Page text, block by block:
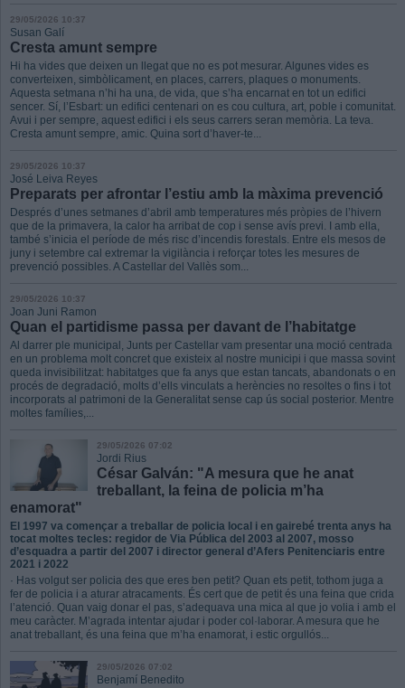
29/05/2026 10:37
Susan Galí
Cresta amunt sempre
Hi ha vides que deixen un llegat que no es pot mesurar. Algunes vides es
converteixen, simbòlicament, en places, carrers, plaques o monuments.
Aquesta setmana n’hi ha una, de vida, que s’ha encarnat en tot un edifici
sencer. Sí, l’Esbart: un edifici centenari on es cou cultura, art, poble i comunitat.
Avui i per sempre, aquest edifici i els seus carrers seran memòria. La teva.
Cresta amunt sempre, amic. Quina sort d’haver-te...
29/05/2026 10:37
José Leiva Reyes
Preparats per afrontar l’estiu amb la màxima prevenció
Després d’unes setmanes d’abril amb temperatures més pròpies de l’hivern
que de la primavera, la calor ha arribat de cop i sense avís previ. I amb ella,
també s’inicia el període de més risc d’incendis forestals. Entre els mesos de
juny i setembre cal extremar la vigilància i reforçar totes les mesures de
prevenció possibles. A Castellar del Vallès som...
29/05/2026 10:37
Joan Juni Ramon
Quan el partidisme passa per davant de l’habitatge
Al darrer ple municipal, Junts per Castellar vam presentar una moció centrada
en un problema molt concret que existeix al nostre municipi i que massa sovint
queda invisibilitzat: habitatges que fa anys que estan tancats, abandonats o en
procés de degradació, molts d’ells vinculats a herències no resoltes o fins i tot
incorporats al patrimoni de la Generalitat sense cap ús social posterior. Mentre
moltes famílies,...
29/05/2026 07:02
Jordi Rius
César Galván: "A mesura que he anat
treballant, la feina de policia m’ha
enamorat"
El 1997 va començar a treballar de policia local i en gairebé trenta anys ha
tocat moltes tecles: regidor de Via Pública del 2003 al 2007, mosso
d’esquadra a partir del 2007 i director general d’Afers Penitenciaris entre
2021 i 2022
· Has volgut ser policia des que eres ben petit? Quan ets petit, tothom juga a
fer de policia i a aturar atracaments. És cert que de petit és una feina que crida
l’atenció. Quan vaig donar el pas, s’adequava una mica al que jo volia i amb el
meu caràcter. M’agrada intentar ajudar i poder col·laborar. A mesura que he
anat treballant, és una feina que m’ha enamorat, i estic orgullós...
29/05/2026 07:02
Benjamí Benedito